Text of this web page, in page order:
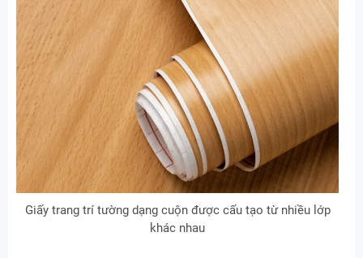
Giấy trang trí tường dạng cuộn được cấu tạo từ nhiều lớp
khác nhau